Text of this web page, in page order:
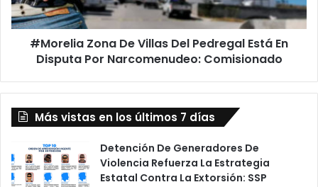
En
Disputa
Narcomenudeo:
#Morelia Zona De Villas Del Pedregal Está En
Disputa Por Narcomenudeo: Comisionado
Más vistas en los últimos 7 días
Detención De Generadores De
Violencia Refuerza La Estrategia
Estatal Contra La Extorsión: SSP